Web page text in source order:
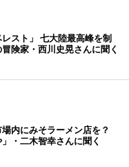
スト」 七大陸最高峰を制
険家・西川史晃さんに聞く
場内にみそラーメン店を？
」・二木智幸さんに聞く